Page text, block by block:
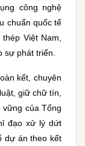
công nghệ
chuẩn quốc tế
Việt Nam,
sự phát triển.
kết, chuyên
giữ chữ tín,
của Tổng
đạo xử lý dứt
dự án theo kết